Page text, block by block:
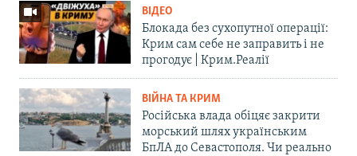
ВІДЕО
Блокада без сухопутної операції:
Крим сам себе не заправить і не
прогодує | Крим.Реалії
ВІЙНА ТА КРИМ
Російська влада обіцяє закрити
морський шлях українським
БпЛА до Севастополя. Чи реально